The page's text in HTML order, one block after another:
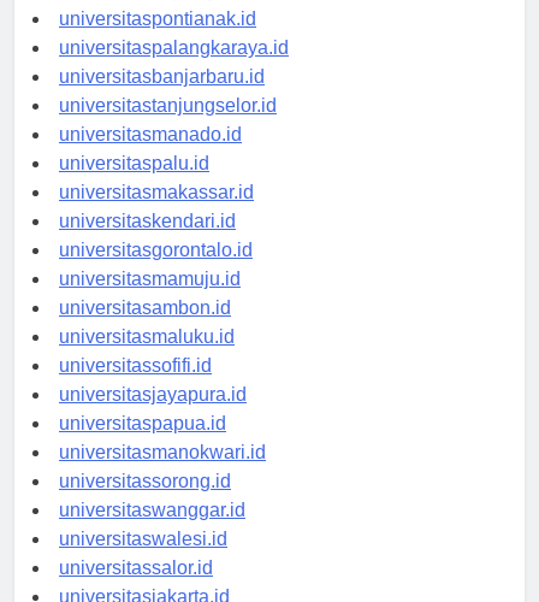
universitaskupang.id
universitaspontianak.id
universitaspalangkaraya.id
universitasbanjarbaru.id
universitastanjungselor.id
universitasmanado.id
universitaspalu.id
universitasmakassar.id
universitaskendari.id
universitasgorontalo.id
universitasmamuju.id
universitasambon.id
universitasmaluku.id
universitassofifi.id
universitasjayapura.id
universitaspapua.id
universitasmanokwari.id
universitassorong.id
universitaswanggar.id
universitaswalesi.id
universitassalor.id